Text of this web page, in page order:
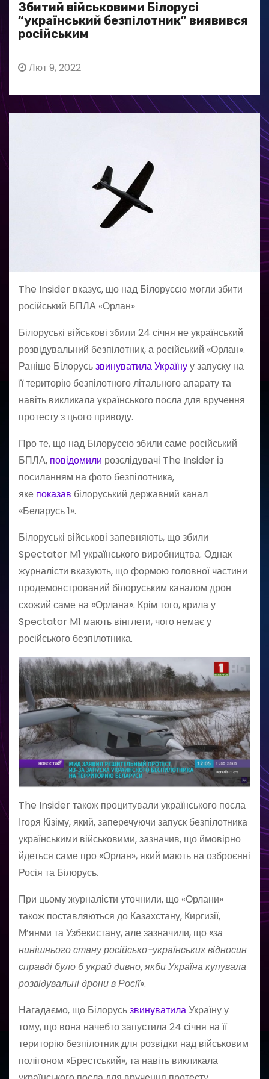
Збитий військовими Білорусі
“український безпілотник” виявився
російським
Лют 9, 2022
The Insider вказує, що над Білоруссю могли збити
російський БПЛА «Орлан»
Білоруські військові збили 24 січня не український
розвідувальний безпілотник, а російський «Орлан».
Раніше Білорусьзвинуватила Українуу запуску на
її територію безпілотного літального апарату та
навіть викликала українського посла для вручення
протесту з цього приводу.
Про те, що над Білоруссю збили саме російський
БПЛА, повідомили розслідувачі The Insider із
посиланням на фото безпілотника,
яке показав білоруський державний канал
«Беларусь 1».
Білоруські військові запевняють, що збили
Spectator M1 українського виробництва. Однак
журналісти вказують, що формою головної частини
продемонстрований білоруським каналом дрон
схожий саме на «Орлана». Крім того, крила у
Spectator M1 мають вінглети, чого немає у
російського безпілотника.
The Insider також процитували українського посла
Ігоря Кізіму, який, заперечуючи запуск безпілотника
українськими військовими, зазначив, що ймовірно
йдеться саме про «Орлан», який мають на озброєнні
Росія та Білорусь.
При цьому журналісти уточнили, що «Орлани»
також поставляються до Казахстану, Киргизії,
М’янми та Узбекистану, але зазначили, що «за
нинішнього стану російсько-українських відносин
справді було б украй дивно, якби Україна купувала
розвідувальні дрони в Росії».
Нагадаємо, що БілорусьзвинуватилаУкраїну у
тому, що вона начебто запустила 24 січня на її
територію безпілотник для розвідки над військовим
полігоном «Брестський», та навіть викликала